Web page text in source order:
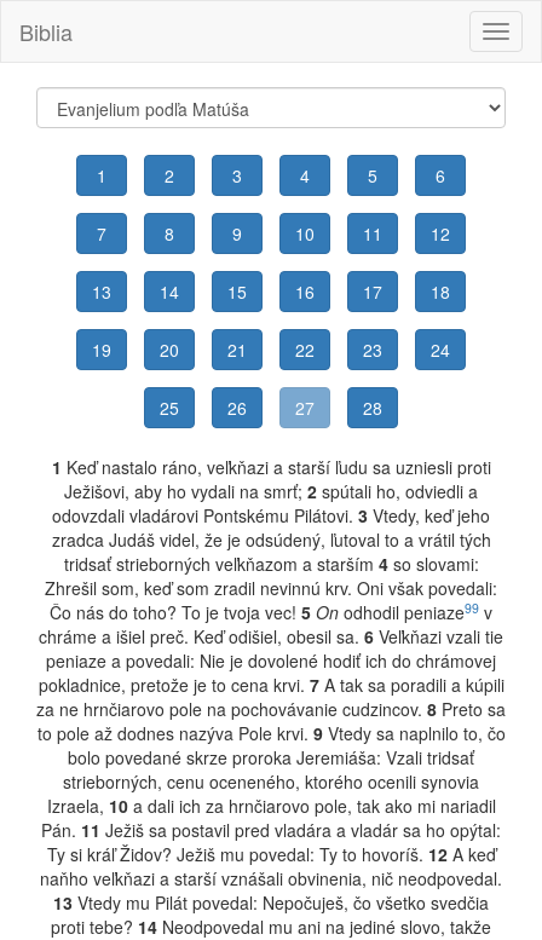
Biblia
1 2 3 4 5 6
7 8 9 10 11 12
13 14 15 16 17 18
19 20 21 22 23 24
25 26 27 28
1 Keď nastalo ráno, veľkňazi a starší ľudu sa uzniesli proti
Ježišovi, aby ho vydali na smrť; 2 spútali ho, odviedli a
odovzdali vladárovi Pontskému Pilátovi. 3 Vtedy, keď jeho
zradca Judáš videl, že je odsúdený, ľutoval to a vrátil tých
tridsať strieborných veľkňazom a starším 4so slovami:
Zhrešil som, keď som zradil nevinnú krv. Oni však povedali:
Čo nás do toho? To je tvoja vec! 5 On odhodil peniaze99 v
chráme a išiel preč. Keď odišiel, obesil sa. 6 Veľkňazi vzali tie
peniaze a povedali: Nie je dovolené hodiť ich do chrámovej
pokladnice, pretože je to cena krvi. 7A tak sa poradili a kúpili
za ne hrnčiarovo pole na pochovávanie cudzincov. 8 Preto sa
to pole až dodnes nazýva Pole krvi. 9Vtedy sa naplnilo to, čo
bolo povedané skrze proroka Jeremiáša: Vzali tridsať
strieborných, cenu oceneného, ktorého ocenili synovia
Izraela, 10a dali ich za hrnčiarovo pole, tak ako mi nariadil
Pán. 11 Ježiš sa postavil pred vladára a vladár sa ho opýtal:
Ty si kráľ Židov? Ježiš mu povedal: Ty to hovoríš. 12A keď
naňho veľkňazi a starší vznášali obvinenia, nič neodpovedal.
13 Vtedy mu Pilát povedal: Nepočuješ, čo všetko svedčia
proti tebe? 14 Neodpovedal mu ani na jediné slovo, takže